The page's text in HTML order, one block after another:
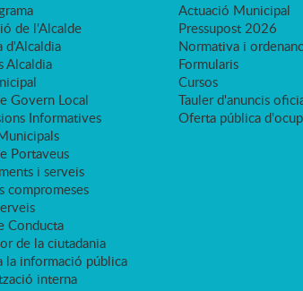
de l'Alcalde
d'Alcaldia
Alcaldia
Govern Local
Informatives
Portaveus
i serveis
compromeses
Conducta
de la ciutadania
la informació pública
interna
Actuació Municipal
Pressupost 2026
Normativa i
Formularis
Cursos
Tauler d'anuncis
Oferta pública